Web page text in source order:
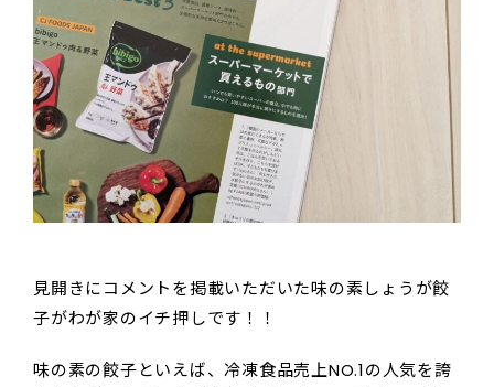
見開きにコメントを掲載いただいた味の素しょうが餃
子がわが家のイチ押しです！！
味の素の餃子といえば、冷凍食品売上NO.1の人気を誇